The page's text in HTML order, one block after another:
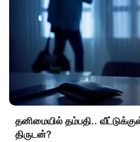
தனிமையில் தம்பதி..
திருடன்?